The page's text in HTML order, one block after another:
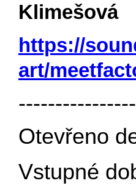
Klimešová
https://
art/
Otevřeno
Vstupné